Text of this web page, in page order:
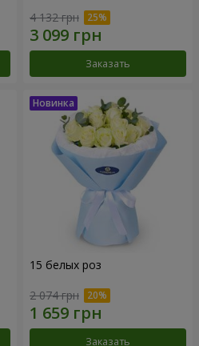
4 132 грн
Заказать
15 белых роз
2 074 грн
Заказать